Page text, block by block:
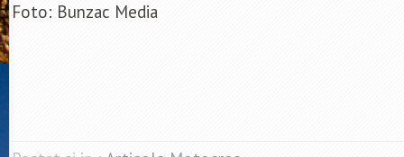
Foto: Bunzac Media